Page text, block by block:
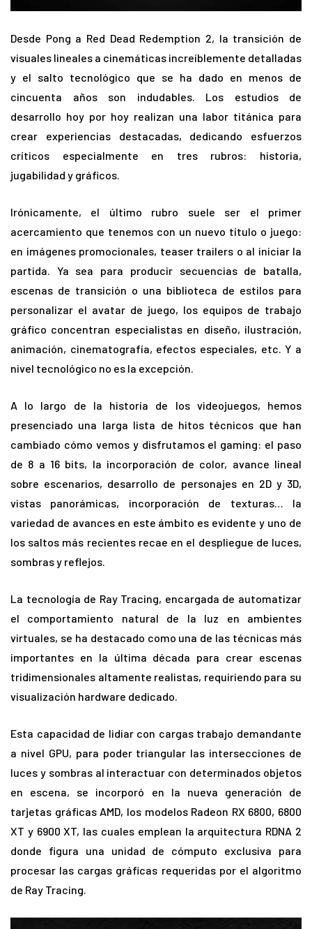
Desde Pong a Red Dead Redemption 2, la transición de
visuales lineales a cinemáticas increíblemente detalladas
y el salto tecnológico que se ha dado en menos de
cincuenta años son indudables. Los estudios de
desarrollo hoy por hoy realizan una labor titánica para
crear experiencias destacadas, dedicando esfuerzos
críticos especialmente en tres rubros: historia,
jugabilidad y gráficos.
Irónicamente, el último rubro suele ser el primer
acercamiento que tenemos con un nuevo título o juego:
en imágenes promocionales, teaser trailers o al iniciar la
partida. Ya sea para producir secuencias de batalla,
escenas de transición o una biblioteca de estilos para
personalizar el avatar de juego, los equipos de trabajo
gráfico concentran especialistas en diseño, ilustración,
animación, cinematografía, efectos especiales, etc. Y a
nivel tecnológico no es la excepción.
A lo largo de la historia de los videojuegos, hemos
presenciado una larga lista de hitos técnicos que han
cambiado cómo vemos y disfrutamos el gaming: el paso
de 8 a 16 bits, la incorporación de color, avance lineal
sobre escenarios, desarrollo de personajes en 2D y 3D,
vistas panorámicas, incorporación de texturas… la
variedad de avances en este ámbito es evidente y uno de
los saltos más recientes recae en el despliegue de luces,
sombras y reflejos.
La tecnología de Ray Tracing, encargada de automatizar
el comportamiento natural de la luz en ambientes
virtuales, se ha destacado como una de las técnicas más
importantes en la última década para crear escenas
tridimensionales altamente realistas, requiriendo para su
visualización hardware dedicado.
Esta capacidad de lidiar con cargas trabajo demandante
a nivel GPU, para poder triangular las intersecciones de
luces y sombras al interactuar con determinados objetos
en escena, se incorporó en la nueva generación de
tarjetas gráficas AMD, los modelos Radeon RX 6800, 6800
XT y 6900 XT, las cuales emplean la arquitectura RDNA 2
donde figura una unidad de cómputo exclusiva para
procesar las cargas gráficas requeridas por el algoritmo
de Ray Tracing.